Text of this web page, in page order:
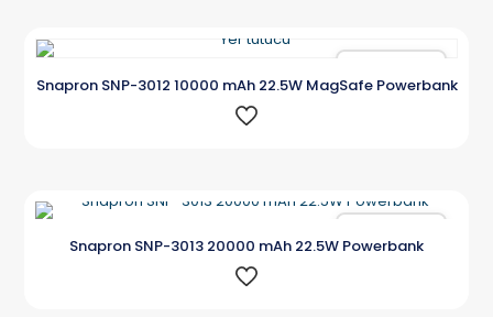
Snapron SNP-3012 10000 mAh 22.5W MagSafe Powerbank
Snapron SNP-3013 20000 mAh 22.5W Powerbank